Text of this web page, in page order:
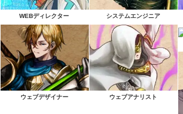
WEBディレクター システムエンジニア
ウェブデザイナー ウェブアナリスト